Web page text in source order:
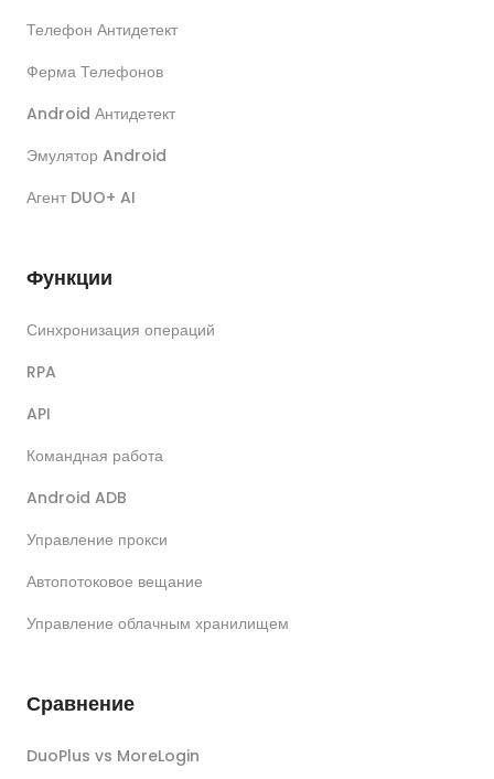
Телефон Антидетект
Ферма Телефонов
Android Антидетект
Эмулятор Android
Агент DUO+ AI
Функции
Синхронизация операций
RPA
API
Командная работа
Android ADB
Управление прокси
Автопотоковое вещание
Управление облачным хранилищем
Сравнение
DuoPlus vs MoreLogin